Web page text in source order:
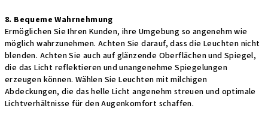
8. Bequeme Wahrnehmung
Ermöglichen Sie Ihren Kunden, ihre Umgebung so angenehm wie
möglich wahrzunehmen. Achten Sie darauf, dass die Leuchten nicht
blenden. Achten Sie auch auf glänzende Oberflächen und Spiegel,
die das Licht reflektieren und unangenehme Spiegelungen
erzeugen können. Wählen Sie Leuchten mit milchigen
Abdeckungen, die das helle Licht angenehm streuen und optimale
Lichtverhältnisse für den Augenkomfort schaffen.